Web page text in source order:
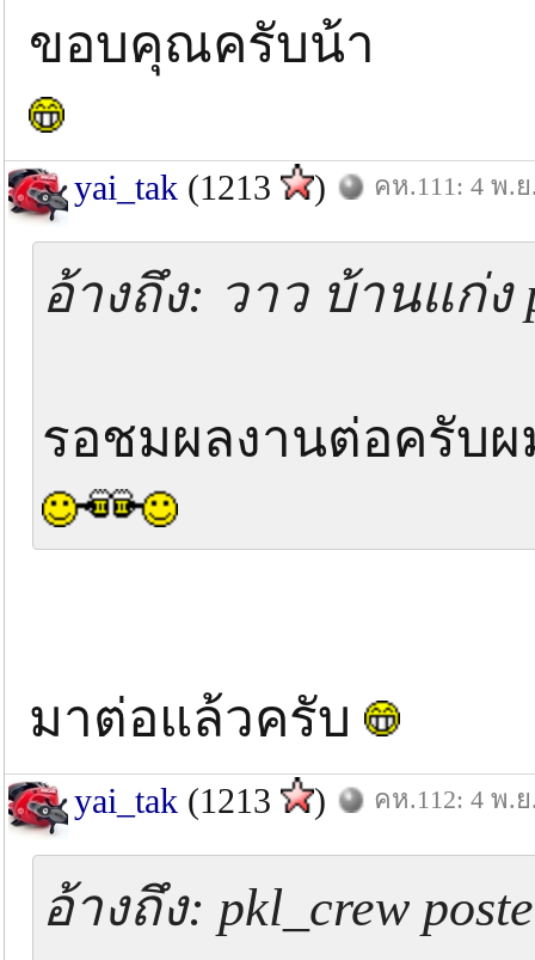
ขอบคุณครับน้า
yai_tak (1213 ) คห.111: 4 พ.ย
อ้างถึง: วาว บ้านแก่ง
รอชมผลงานต่อครับ
มาต่อแล้วครับ
yai_tak (1213 ) คห.112: 4 พ.ย
อ้างถึง: pkl_crew